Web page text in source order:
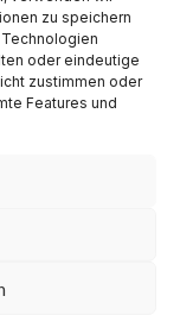
zu speichern
oder eindeutige
zustimmen oder
Features und